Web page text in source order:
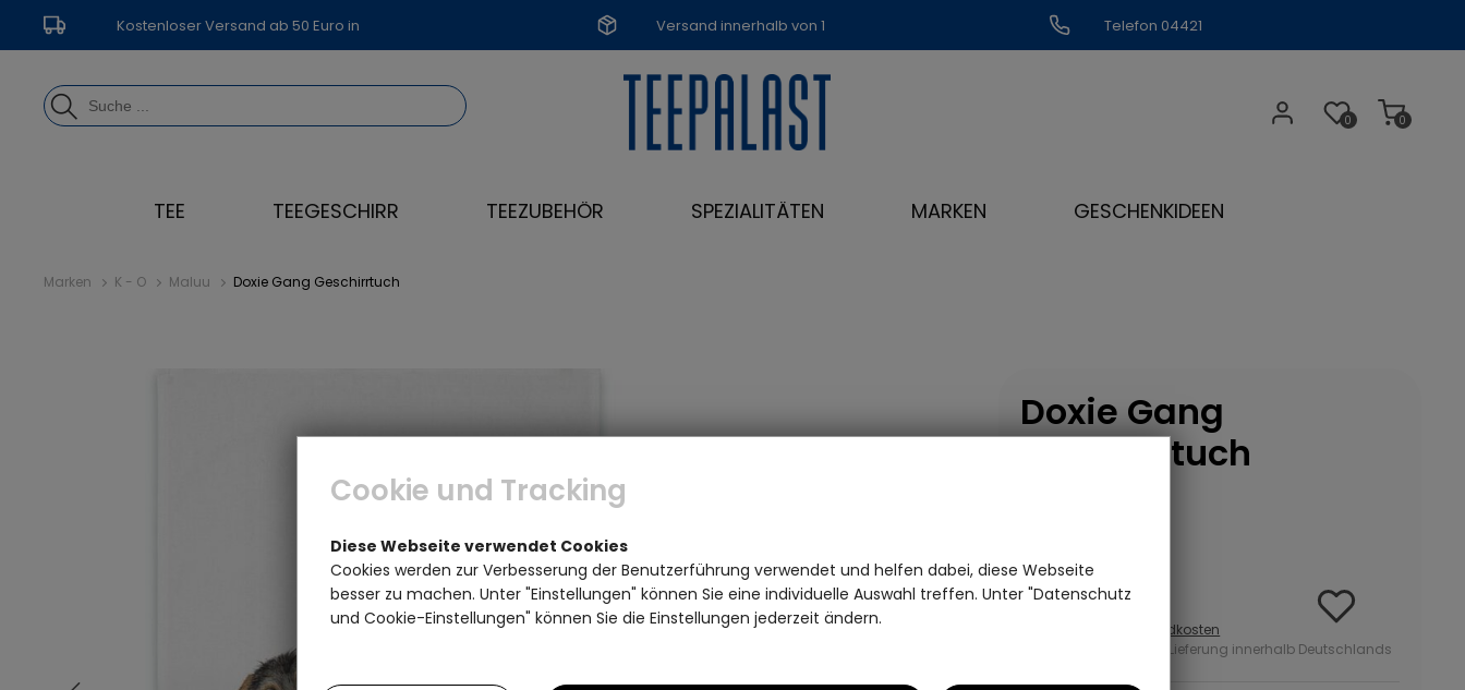
Kostenloser Versand ab 50 Euro in Versand innerhalb von 1
Werktag
Telefon 04421
0
0
TEE TEEGESCHIRR TEEZUBEHÖR SPEZIALITÄTEN MARKEN GESCHENKIDEEN
Marken K - O Maluu Doxie Gang Geschirrtuch
Doxie Gang
Geschirrtuch
15,95 €
Versandkosten
ab 50 Euro kostenlose Lieferung innerhalb Deutschlands
Cookie und Tracking
Diese Webseite verwendet Cookies
Cookies werden zur Verbesserung der Benutzerführung verwendet und helfen dabei, diese Webseite
besser zu machen. Unter "Einstellungen" können Sie eine individuelle Auswahl treffen. Unter "Datenschutz
und Cookie-Einstellungen" können Sie die Einstellungen jederzeit ändern.